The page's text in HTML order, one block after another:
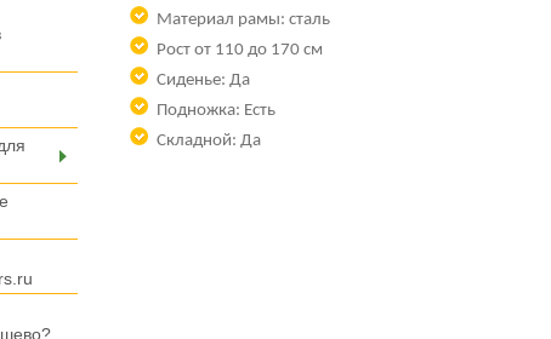
Материал рамы: сталь
Рост от 110 до 170 см
Сиденье: Да
Подножка: Есть
Складной: Да